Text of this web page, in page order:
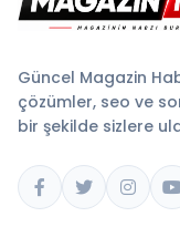
Güncel Magazin
çözümler, seo ve
bir şekilde sizlere